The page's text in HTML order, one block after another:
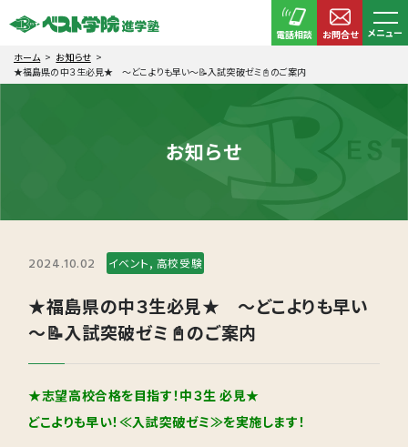
電話相談 お問合せ
メニュー
ホーム
お知らせ
★福島県の中３生必見★ ～どこよりも早い～📝入試突破ゼミ📓のご案内
お知らせ
2024.10.02 イベント, 高校受験
★福島県の中３生必見★ ～どこよりも早い
～📝入試突破ゼミ📓のご案内
★志望高校合格を目指す！中３生 必見★
どこよりも早い！≪入試突破ゼミ≫を実施します！